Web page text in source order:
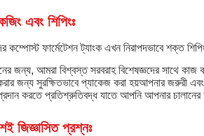
এবং শিপিংঃ
কম্পোস্ট ফার্মেটেশন ট্যাংক এখন নিরাপদভাবে শক্ত
জন্য, আমরা বিশ্বস্ত সরবরাহ বিশেষজ্ঞদের সাথে কাজ
জন্য সুরক্ষিতভাবে প্যাকেজ করা হয়আপনার জরুরী
করতে প্রতিশ্রুতিবদ্ধ যাতে আপনি আপনার চালানের
জিজ্ঞাসিত প্রশ্নঃ